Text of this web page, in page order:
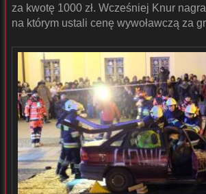
za kwotę 1000 zł. Wcześniej Knur
na którym ustali cenę wywoławczą za